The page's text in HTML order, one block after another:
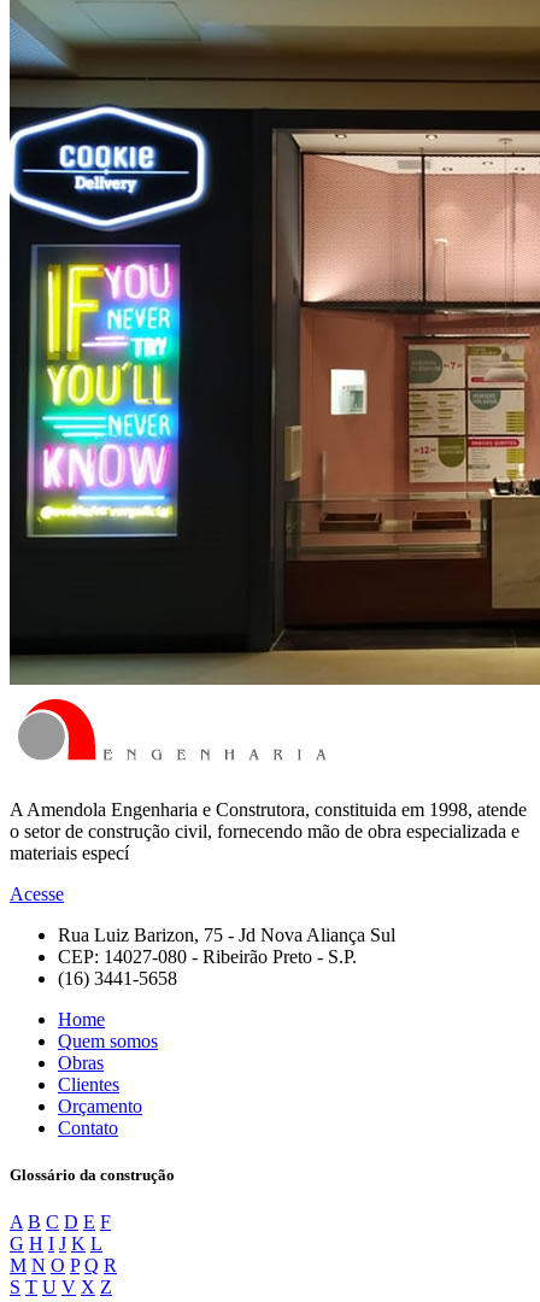
A Amendola Engenharia e Construtora, constituida em 1998, atende
o setor de construção civil, fornecendo mão de obra especializada e
materiais especí
Acesse
Rua Luiz Barizon, 75 - Jd Nova Aliança Sul
CEP: 14027-080 - Ribeirão Preto - S.P.
(16) 3441-5658
Home
Quem somos
Obras
Clientes
Orçamento
Contato
Glossário da construção
A B C D E F
G H I J K L
M N O P Q R
S T U V X Z